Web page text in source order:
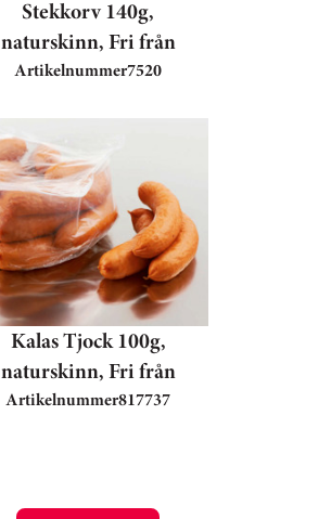
Stekkorv 140g,
naturskinn, Fri från
Artikelnummer7520
Kalas Tjock 100g,
naturskinn, Fri från
Artikelnummer817737